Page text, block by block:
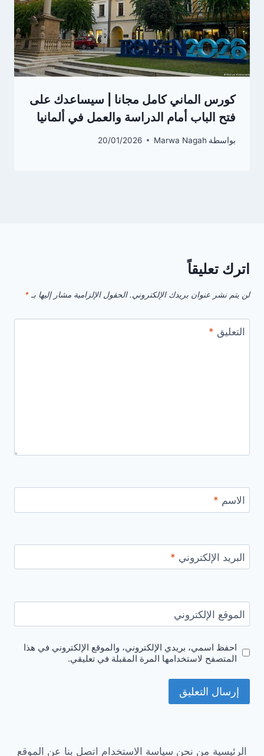
كورس الماني كامل مجانا | سيساعدك على
فتح الباب أمام الدراسة والعمل في ألمانيا
بواسطة Marwa Nagah
20/01/2026
اترك تعليقاً
لن يتم نشر عنوان بريدك الإلكتروني. الحقول الإلزامية مشار إليها بـ *
التعليق *
الاسم *
البريد الإلكتروني *
الموقع الإلكتروني
احفظ اسمي، بريدي الإلكتروني، والموقع الإلكتروني في هذا
المتصفح لاستخدامها المرة المقبلة في تعليقي.
الرئيسية من نحن سياسة الاستخدام اتصل بنا عن الموقع